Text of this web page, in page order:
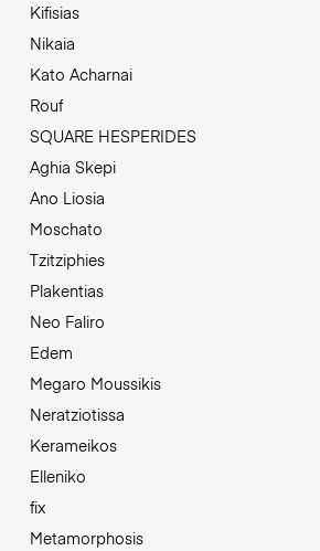
Kifisias
Nikaia
Kato Acharnai
Rouf
SQUARE HESPERIDES
Aghia Skepi
Ano Liosia
Moschato
Tzitziphies
Plakentias
Neo Faliro
Edem
Megaro Moussikis
Neratziotissa
Kerameikos
Elleniko
fix
Metamorphosis